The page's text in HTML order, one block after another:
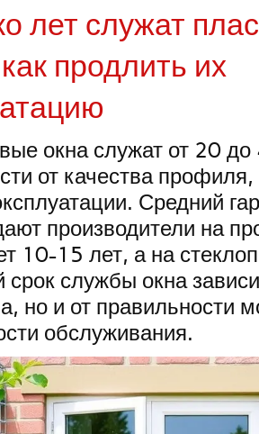
лет служат
продлить их
окна служат от 20 до
от качества
Средний
производители на
10-15 лет, а на
службы окна
но и от правильности
обслуживания.